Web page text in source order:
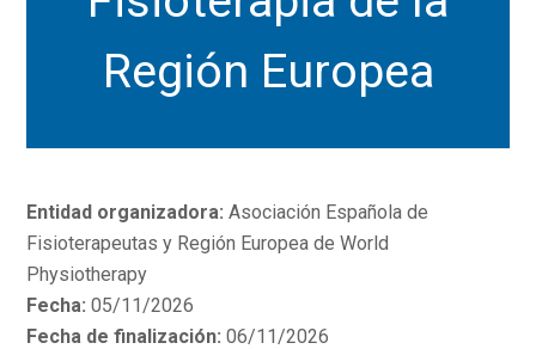
Región Europea
Entidad organizadora: Asociación Española de
Fisioterapeutas y Región Europea de World
Physiotherapy
Fecha: 05/11/2026
Fecha de finalización: 06/11/2026